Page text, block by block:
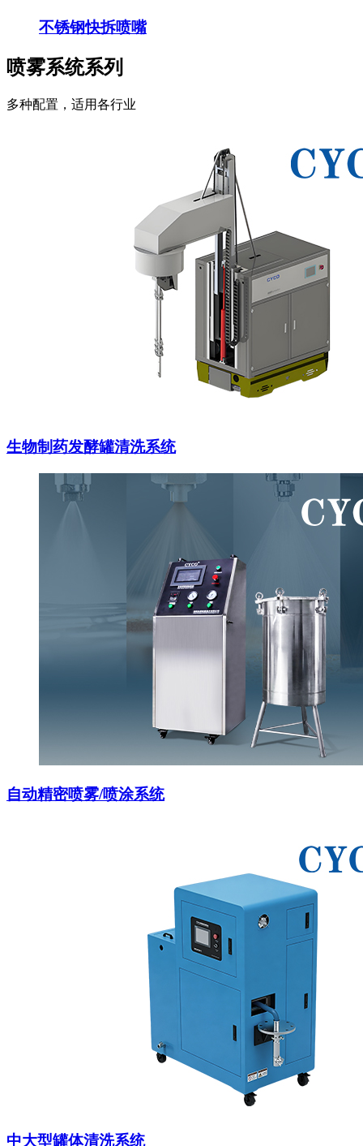
不锈钢快拆喷嘴
喷雾系统系列
多种配置，适用各行业
生物制药发酵罐清洗系统
自动精密喷雾/喷涂系统
中大型罐体清洗系统